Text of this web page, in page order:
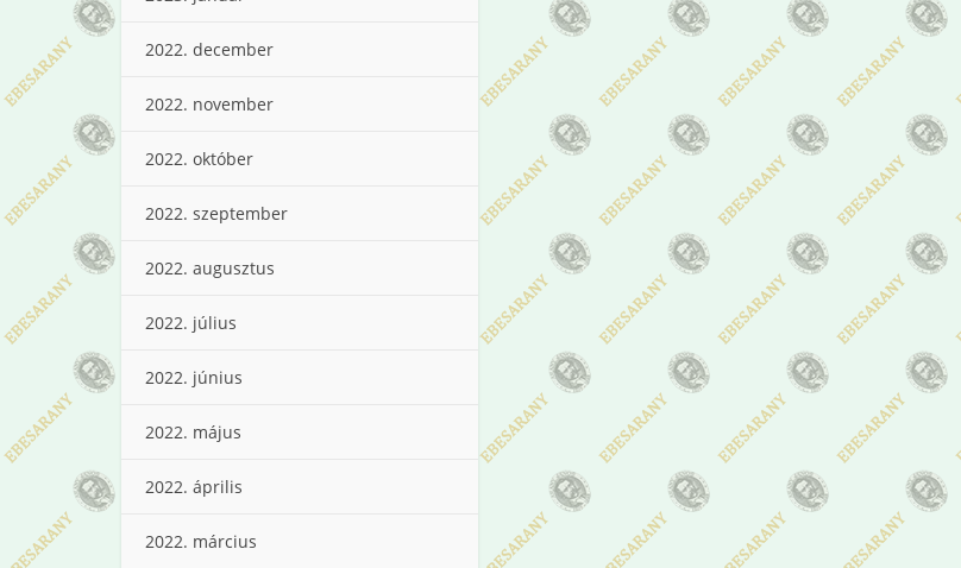
2022. december
2022. november
2022. október
2022. szeptember
2022. augusztus
2022. július
2022. június
2022. május
2022. április
2022. március